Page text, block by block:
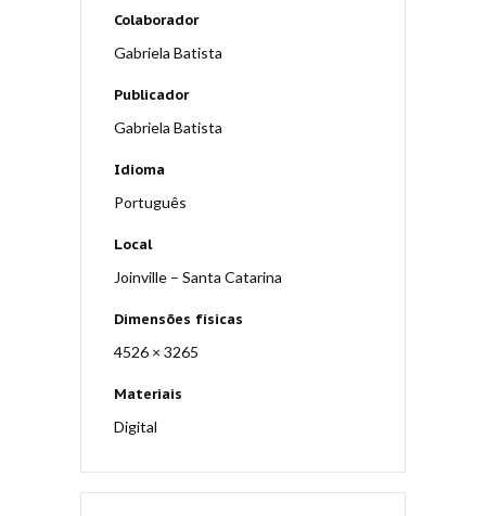
Colaborador
Gabriela Batista
Publicador
Gabriela Batista
Idioma
Português
Local
Joinville – Santa Catarina
Dimensões físicas
4526 × 3265
Materiais
Digital